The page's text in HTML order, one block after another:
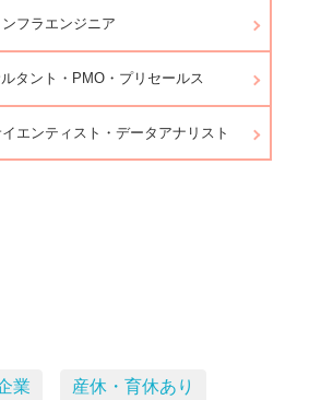
フラエンジニア
タント・PMO・プリセールス
エンティスト・データアナリスト
業 産休・育休あり